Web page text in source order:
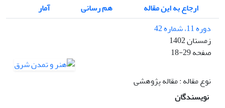
ارجاع به این مقاله
هم رسانی
آمار
دوره 11، شماره 42
زمستان 1402
صفحه18-29
نوع مقاله : مقاله پژوهشی
نویسندگان